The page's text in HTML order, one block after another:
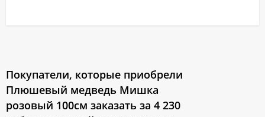
Покупатели, которые приобрели
Плюшевый медведь Мишка
розовый 100см заказать за 4 230